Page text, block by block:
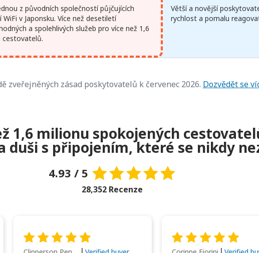
z původních společností půjčujících
WiFi v Japonsku. Více než desetiletí
a spolehlivých služeb pro více než 1,6
cestovatelů.
Větší a novější
rychlost a pomalu
zveřejněných zásad poskytovatelů k červenec 2026. Dozvědět se
1,6 milionu spokojených
duši s připojením, které se nikdy
4.93 / 5
28,352 Recenze